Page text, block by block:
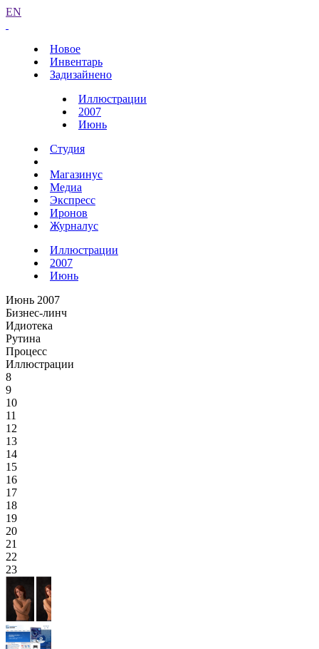
EN
Новое
Инвентарь
Задизайнено
Иллюстрации
2007
Июнь
Студия
Магазинус
Медиа
Экспресс
Иронов
Журналус
Иллюстрации
2007
Июнь
Июнь 2007
Бизнес-линч
Идиотека
Рутина
Процесс
Иллюстрации
8
9
10
11
12
13
14
15
16
17
18
19
20
21
22
23